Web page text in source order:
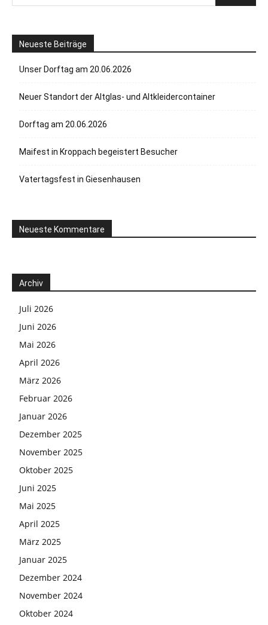
Neueste Beiträge
Unser Dorftag am 20.06.2026
Neuer Standort der Altglas- und Altkleidercontainer
Dorftag am 20.06.2026
Maifest in Kroppach begeistert Besucher
Vatertagsfest in Giesenhausen
Neueste Kommentare
Archiv
Juli 2026
Juni 2026
Mai 2026
April 2026
März 2026
Februar 2026
Januar 2026
Dezember 2025
November 2025
Oktober 2025
Juni 2025
Mai 2025
April 2025
März 2025
Januar 2025
Dezember 2024
November 2024
Oktober 2024